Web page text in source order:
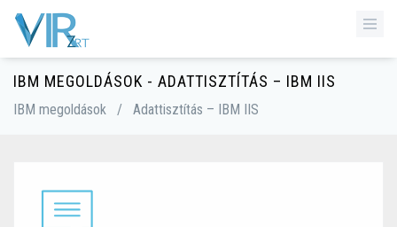
IBM MEGOLDÁSOK - ADATTISZTÍTÁS – IBM IIS
IBM megoldások / Adattisztítás – IBM IIS